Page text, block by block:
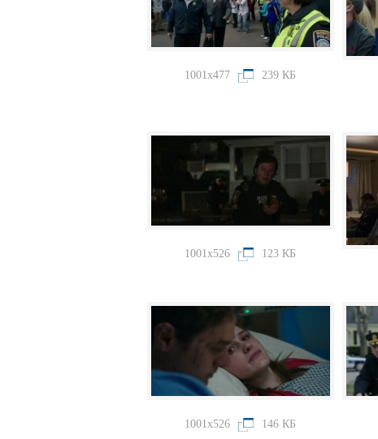
1001x477 239 КБ
1001x526
123 КБ
1001x526 146 КБ